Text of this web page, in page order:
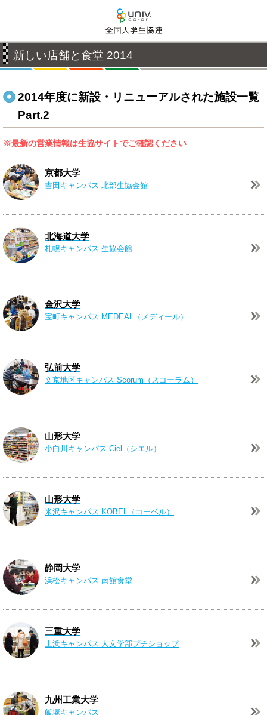
新しい店舗と食堂 2014
2014年度に新設・リニューアルされた施設一覧
Part.2
※最新の営業情報は生協サイトでご確認ください
京都大学
吉田キャンパス 北部生協会館
北海道大学
札幌キャンパス 生協会館
金沢大学
宝町キャンパス MEDEAL（メディール）
弘前大学
文京地区キャンパス Scorum（スコーラム）
山形大学
小白川キャンパス Ciel（シエル）
山形大学
米沢キャンパス KOBEL（コーベル）
静岡大学
浜松キャンパス 南館食堂
三重大学
上浜キャンパス 人文学部プチショップ
九州工業大学
飯塚キャンパス